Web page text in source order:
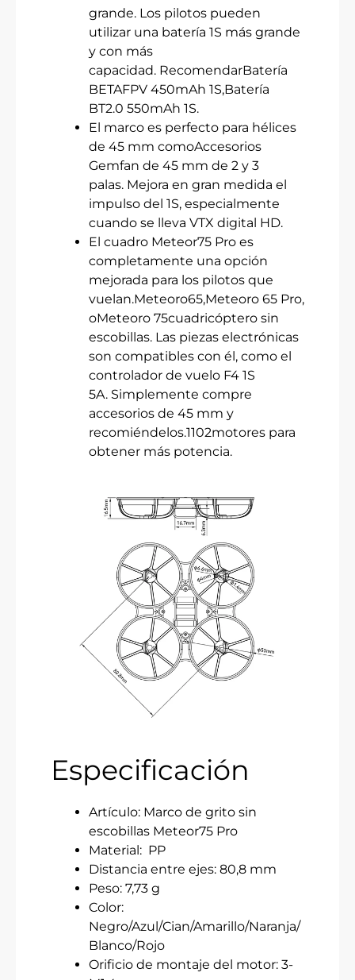
grande. Los pilotos pueden
utilizar una batería 1S más grande
y con más
capacidad. RecomendarBatería
BETAFPV 450mAh 1S,Batería
BT2.0 550mAh 1S.
El marco es perfecto para hélices
de 45 mm comoAccesorios
Gemfan de 45 mm de 2 y 3
palas. Mejora en gran medida el
impulso del 1S, especialmente
cuando se lleva VTX digital HD.
El cuadro Meteor75 Pro es
completamente una opción
mejorada para los pilotos que
vuelan.Meteoro65,Meteoro 65 Pro,
oMeteoro 75cuadricóptero sin
escobillas. Las piezas electrónicas
son compatibles con él, como el
controlador de vuelo F4 1S
5A. Simplemente compre
accesorios de 45 mm y
recomiéndelos.1102motores para
obtener más potencia.
Especificación
Artículo: Marco de grito sin
escobillas Meteor75 Pro
Material: PP
Distancia entre ejes: 80,8 mm
Peso: 7,73 g
Color:
Negro/Azul/Cian/Amarillo/Naranja/
Blanco/Rojo
Orificio de montaje del motor: 3-